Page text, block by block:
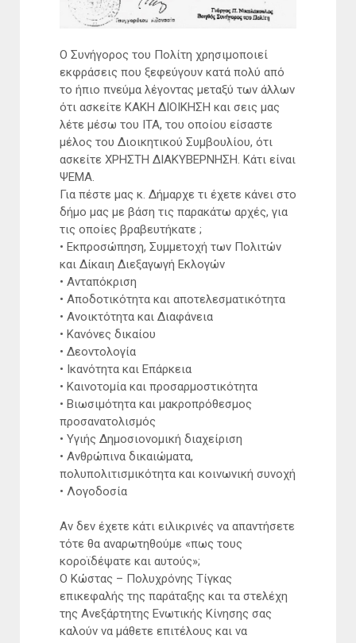
Ο Συνήγορος του Πολίτη χρησιμοποιεί
εκφράσεις που ξεφεύγουν κατά πολύ από
το ήπιο πνεύμα λέγοντας μεταξύ των άλλων
ότι ασκείτε ΚΑΚΗ ΔΙΟΙΚΗΣΗ και σεις μας
λέτε μέσω του ΙΤΑ, του οποίου είσαστε
μέλος του Διοικητικού Συμβουλίου, ότι
ασκείτε ΧΡΗΣΤΗ ΔΙΑΚΥΒΕΡΝΗΣΗ. Κάτι είναι
ΨΕΜΑ.
Για πέστε μας κ. Δήμαρχε τι έχετε κάνει στο
δήμο μας με βάση τις παρακάτω αρχές, για
τις οποίες βραβευτήκατε ;
• Εκπροσώπηση, Συμμετοχή των Πολιτών
και Δίκαιη Διεξαγωγή Εκλογών
• Ανταπόκριση
• Αποδοτικότητα και αποτελεσματικότητα
• Ανοικτότητα και Διαφάνεια
• Κανόνες δικαίου
• Δεοντολογία
• Ικανότητα και Επάρκεια
• Καινοτομία και προσαρμοστικότητα
• Βιωσιμότητα και μακροπρόθεσμος
προσανατολισμός
• Υγιής Δημοσιονομική διαχείριση
• Ανθρώπινα δικαιώματα,
πολυπολιτισμικότητα και κοινωνική συνοχή
• Λογοδοσία
Αν δεν έχετε κάτι ειλικρινές να απαντήσετε
τότε θα αναρωτηθούμε «πως τους
κοροϊδέψατε και αυτούς»;
Ο Κώστας – Πολυχρόνης Τίγκας
επικεφαλής της παράταξης και τα στελέχη
της Ανεξάρτητης Ενωτικής Κίνησης σας
καλούν να μάθετε επιτέλους και να